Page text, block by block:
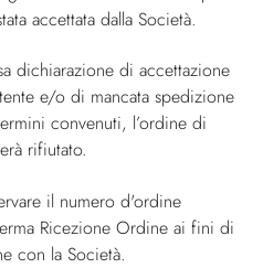
accettata dalla Società.
dichiarazione di accettazione
e/o di mancata spedizione
convenuti, l’ordine di
rifiutato.
il numero d'ordine
Ricezione Ordine ai fini di
con la Società.